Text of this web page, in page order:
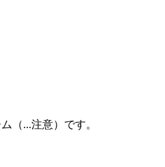
（...注意）です。